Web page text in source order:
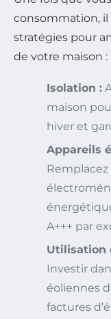
consommation, il
stratégies pour
de votre maison :
Isolation :
maison
hiver et
Appareils
A+++ par
Utilisation
Investir
éoliennes
factures